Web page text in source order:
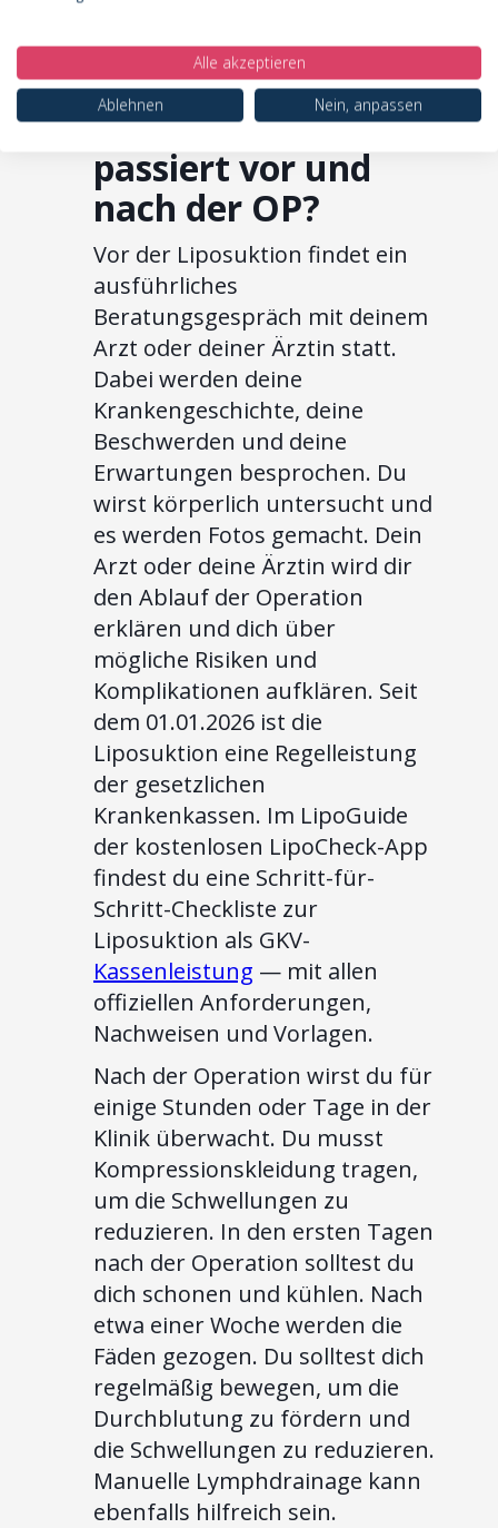
Patientinnen mit ähnlichem
Ausgangsbefund.
Der Ablauf: Was
passiert vor und
nach der OP?
Vor der Liposuktion findet ein
ausführliches
Beratungsgespräch mit deinem
Arzt oder deiner Ärztin statt.
Dabei werden deine
Krankengeschichte, deine
Beschwerden und deine
Erwartungen besprochen. Du
wirst körperlich untersucht und
es werden Fotos gemacht. Dein
Arzt oder deine Ärztin wird dir
den Ablauf der Operation
erklären und dich über
mögliche Risiken und
Komplikationen aufklären. Seit
dem 01.01.2026 ist die
Liposuktion eine Regelleistung
der gesetzlichen
Krankenkassen. Im LipoGuide
der kostenlosen LipoCheck-App
findest du eine Schritt-für-
Schritt-Checkliste zur
Liposuktion als GKV-
Kassenleistung — mit allen
offiziellen Anforderungen,
Nachweisen und Vorlagen.
Nach der Operation wirst du für
einige Stunden oder Tage in der
Klinik überwacht. Du musst
Kompressionskleidung tragen,
um die Schwellungen zu
reduzieren. In den ersten Tagen
nach der Operation solltest du
dich schonen und kühlen. Nach
etwa einer Woche werden die
Fäden gezogen. Du solltest dich
regelmäßig bewegen, um die
Durchblutung zu fördern und
die Schwellungen zu reduzieren.
Manuelle Lymphdrainage kann
ebenfalls hilfreich sein.
Alle akzeptieren
Ablehnen
Nein, anpassen